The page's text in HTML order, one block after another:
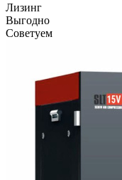
Лизинг
Выгодно
Советуем